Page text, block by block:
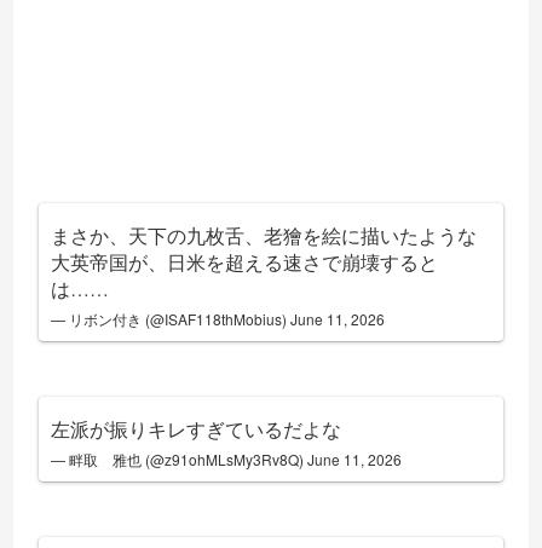
まさか、天下の九枚舌、老獪を絵に描いたような
大英帝国が、日米を超える速さで崩壊すると
は……
— リボン付き (@ISAF118thMobius)June 11, 2026
左派が振りキレすぎているだよな
— 畔取 雅也 (@z91ohMLsMy3Rv8Q)June 11, 2026